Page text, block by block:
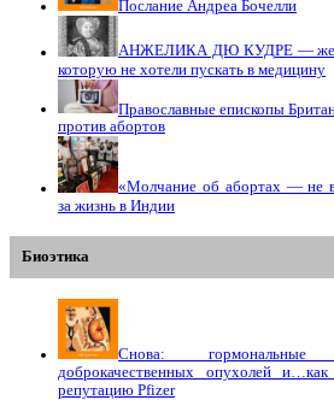
Послание Андреа Бочелли
АНЖЕЛИКА ДЮ КУДРЕ —
которую не хотели пускать в медицину
Православные епископы
против абортов
«Молчание об абортах — не
за жизнь в Индии
Биоэтика
Снова: гормональные
доброкачественных опухолей
репутацию Pfizer